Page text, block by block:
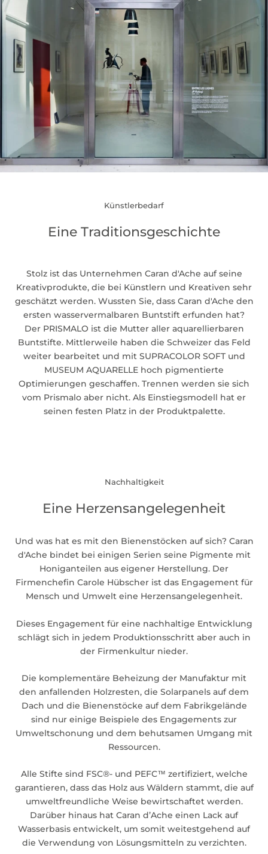
Künstlerbedarf
Eine Traditionsgeschichte
Stolz ist das Unternehmen Caran d'Ache auf seine
Kreativprodukte, die bei Künstlern und Kreativen sehr
geschätzt werden. Wussten Sie, dass Caran d'Ache den
ersten wasservermalbaren Buntstift erfunden hat?
Der PRISMALO ist die Mutter aller aquarellierbaren
Buntstifte. Mittlerweile haben die Schweizer das Feld
weiter bearbeitet und mit SUPRACOLOR SOFT und
MUSEUM AQUARELLE hoch pigmentierte
Optimierungen geschaffen. Trennen werden sie sich
vom Prismalo aber nicht. Als Einstiegsmodell hat er
seinen festen Platz in der Produktpalette.
Nachhaltigkeit
Eine Herzensangelegenheit
Und was hat es mit den Bienenstöcken auf sich? Caran
d'Ache bindet bei einigen Serien seine Pigmente mit
Honiganteilen aus eigener Herstellung. Der
Firmenchefin Carole Hübscher ist das Engagement für
Mensch und Umwelt eine Herzensangelegenheit.
Dieses Engagement für eine nachhaltige Entwicklung
schlägt sich in jedem Produktionsschritt aber auch in
der Firmenkultur nieder.
Die komplementäre Beheizung der Manufaktur mit
den anfallenden Holzresten, die Solarpanels auf dem
Dach und die Bienenstöcke auf dem Fabrikgelände
sind nur einige Beispiele des Engagements zur
Umweltschonung und dem behutsamen Umgang mit
Ressourcen.
Alle Stifte sind FSC®- und PEFC™ zertifiziert, welche
garantieren, dass das Holz aus Wäldern stammt, die auf
umweltfreundliche Weise bewirtschaftet werden.
Darüber hinaus hat Caran d’Ache einen Lack auf
Wasserbasis entwickelt, um somit weitestgehend auf
die Verwendung von Lösungsmitteln zu verzichten.